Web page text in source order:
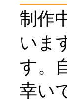
制作
いま
す。
幸い